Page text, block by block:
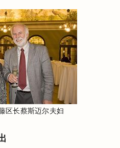
区长蔡斯迈尔夫妇